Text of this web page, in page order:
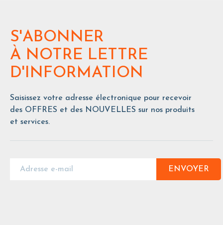
S'ABONNER
À NOTRE LETTRE
D'INFORMATION
Saisissez votre adresse électronique pour recevoir
des OFFRES et des NOUVELLES sur nos produits
et services.
ENVOYER